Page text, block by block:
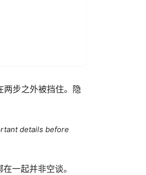
两步之外被挡住。隐
details before
一起并非空谈。